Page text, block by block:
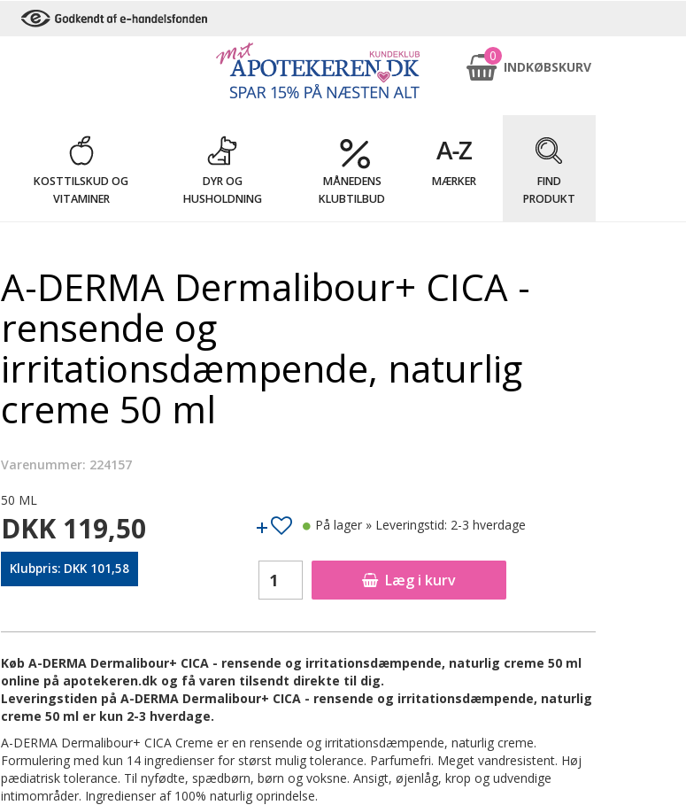
0
INDKØBSKURV
KOSTTILSKUD OG
VITAMINER
DYR OG
HUSHOLDNING
MÅNEDENS
KLUBTILBUD
MÆRKER
FIND
PRODUKT
A-DERMA Dermalibour+ CICA -
rensende og
irritationsdæmpende, naturlig
creme 50 ml
Varenummer: 224157
50 ML
DKK 119,50
Klubpris: DKK 101,58
Læg i kurv
På lager » Leveringstid: 2-3 hverdage
Køb A-DERMA Dermalibour+ CICA - rensende og irritationsdæmpende, naturlig creme 50 ml
online på apotekeren.dk og få varen tilsendt direkte til dig.
Leveringstiden på A-DERMA Dermalibour+ CICA - rensende og irritationsdæmpende, naturlig
creme 50 ml er kun 2-3 hverdage.
A-DERMA Dermalibour+ CICA Creme er en rensende og irritationsdæmpende, naturlig creme.
Formulering med kun 14 ingredienser for størst mulig tolerance. Parfumefri. Meget vandresistent. Høj
pædiatrisk tolerance. Til nyfødte, spædbørn, børn og voksne. Ansigt, øjenlåg, krop og udvendige
intimområder. Ingredienser af 100% naturlig oprindelse.